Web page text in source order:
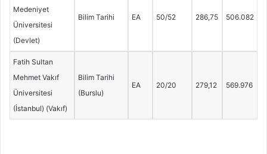
Medeniyet
Üniversitesi
(Devlet)
Bilim Tarihi EA 50/52 286,75 506.082
Fatih Sultan
Mehmet Vakıf
Üniversitesi
(İstanbul) (Vakıf)
Bilim Tarihi
(Burslu)
EA 20/20 279,12 569.976